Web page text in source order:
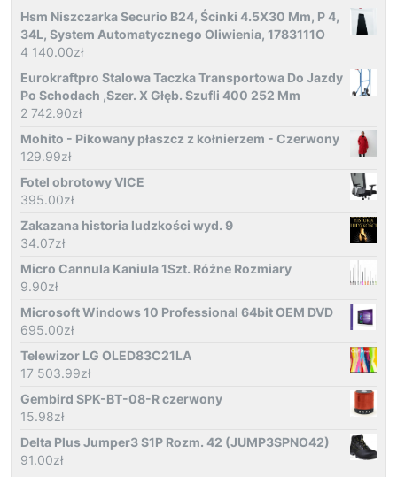
Hsm Niszczarka Securio B24, Ścinki 4.5X30 Mm, P 4,
34L, System Automatycznego Oliwienia, 1783111O
4 140.00zł
Eurokraftpro Stalowa Taczka Transportowa Do Jazdy
Po Schodach ,Szer. X Głęb. Szufli 400 252 Mm
2 742.90zł
Mohito - Pikowany płaszcz z kołnierzem - Czerwony
129.99zł
Fotel obrotowy VICE
395.00zł
Zakazana historia ludzkości wyd. 9
34.07zł
Micro Cannula Kaniula 1Szt. Różne Rozmiary
9.90zł
Microsoft Windows 10 Professional 64bit OEM DVD
695.00zł
Telewizor LG OLED83C21LA
17 503.99zł
Gembird SPK-BT-08-R czerwony
15.98zł
Delta Plus Jumper3 S1P Rozm. 42 (JUMP3SPNO42)
91.00zł